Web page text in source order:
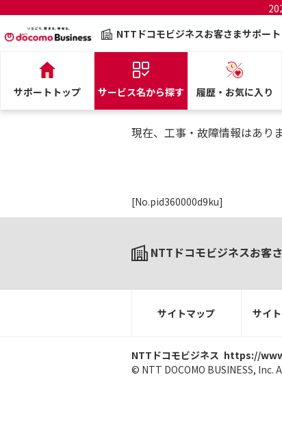
NTTドコモビジネスお客さまサポート
サポートトップ サービス名から探す 履歴・お気に入り
現在、工事・故障情報はあり
[No.pid360000d9ku]
NTTドコモビジネスお客
サイトマップ サイ
NTTドコモビジネス https://
© NTT DOCOMO BUSINESS, Inc.